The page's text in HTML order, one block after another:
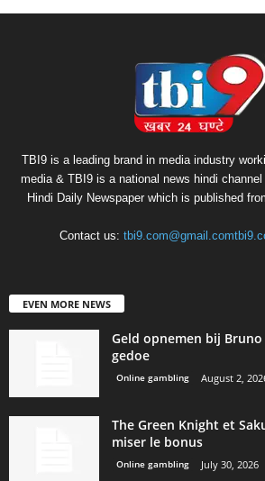
TBI9 is a leading brand in media industry
media & TBI9 is a national news hindi
Hindi Daily Newspaper which is published
Contact us:
EVEN MORE NEWS
Geld opnemen bij
gedoe
Online gambling August 2,
The Green Knight et
miser le bonus
Online gambling July 30, 2026